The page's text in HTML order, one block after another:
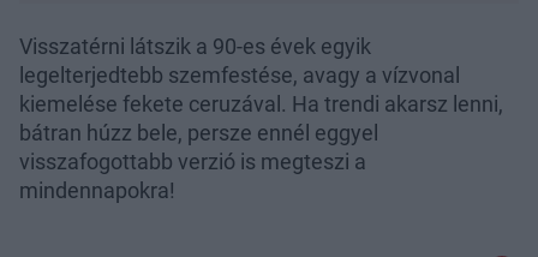
Visszatérni látszik a 90-es évek egyik
legelterjedtebb szemfestése, avagy a vízvonal
kiemelése fekete ceruzával. Ha trendi akarsz lenni,
bátran húzz bele, persze ennél eggyel
visszafogottabb verzió is megteszi a
mindennapokra!